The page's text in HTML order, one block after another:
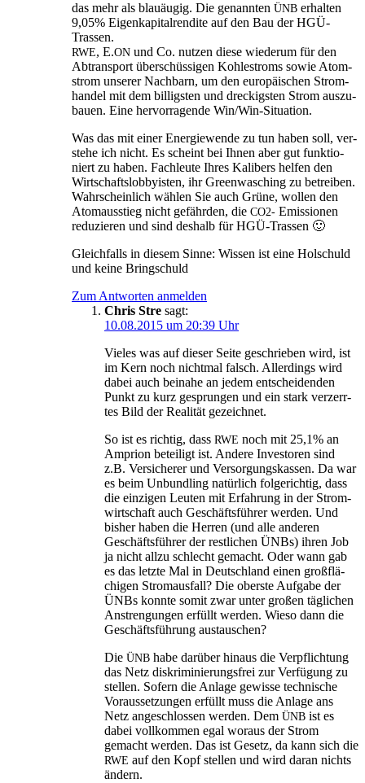
das mehr als blau­äu­gig. Die genann­ten ÜNB erhal­ten
9,05% Eigen­ka­pi­tal­ren­di­te auf den Bau der HGÜ-
Trassen.
RWE, E.ON und Co. nut­zen die­se wie­der­um für den
Abtrans­port über­schüs­si­gen Koh­le­stroms sowie Atom­
strom unse­rer Nach­barn, um den euro­päi­schen Strom­
han­del mit dem bil­ligs­ten und dre­ckigs­ten Strom aus­zu­
bau­en. Eine her­vor­ra­gen­de Win/­Win-Situa­ti­on.
Was das mit einer Ener­gie­wen­de zu tun haben soll, ver­
ste­he ich nicht. Es scheint bei Ihnen aber gut funk­tio­
niert zu haben. Fach­leu­te Ihres Kali­bers hel­fen den
Wirt­schafts­lob­by­is­ten, ihr Green­wa­sching zu betrei­ben.
Wahr­schein­lich wäh­len Sie auch Grü­ne, wol­len den
Atom­aus­stieg nicht gefähr­den, die CO2- Emis­sio­nen
redu­zie­ren und sind des­halb für HGÜ-Trassen 🙂
Gleich­falls in die­sem Sin­ne: Wis­sen ist eine Hol­schuld
und kei­ne Bringschuld
Zum Antworten anmelden
Chris Stre sagt:
10.08.2015 um 20:39 Uhr
Vie­les was auf die­ser Sei­te geschrie­ben wird, ist
im Kern noch nicht­mal falsch. Aller­dings wird
dabei auch bei­na­he an jedem ent­schei­den­den
Punkt zu kurz gesprun­gen und ein stark ver­zerr­
tes Bild der Rea­li­tät gezeichnet.
So ist es rich­tig, dass RWE noch mit 25,1% an
Ampri­on betei­ligt ist. Ande­re Inves­to­ren sind
z.B. Ver­si­che­rer und Ver­sor­gungs­kas­sen. Da war
es beim Unbund­ling natür­lich fol­ge­rich­tig, dass
die ein­zi­gen Leu­ten mit Erfah­rung in der Strom­
wirt­schaft auch Geschäfts­füh­rer wer­den. Und
bis­her haben die Her­ren (und alle ande­ren
Geschäfts­füh­rer der rest­li­chen ÜNBs) ihren Job
ja nicht all­zu schlecht gemacht. Oder wann gab
es das letz­te Mal in Deutsch­land einen groß­flä­
chi­gen Strom­aus­fall? Die obers­te Auf­ga­be der
ÜNBs konn­te somit zwar unter gro­ßen täg­li­chen
Anstren­gun­gen erfüllt wer­den. Wie­so dann die
Geschäfts­füh­rung austauschen?
Die ÜNB habe dar­über hin­aus die Ver­pflich­tung
das Netz dis­kri­mi­nie­rungs­frei zur Ver­fü­gung zu
stel­len. Sofern die Anla­ge gewis­se tech­ni­sche
Vor­aus­set­zun­gen erfüllt muss die Anla­ge ans
Netz ange­schlos­sen wer­den. Dem ÜNB ist es
dabei voll­kom­men egal wor­aus der Strom
gemacht wer­den. Das ist Gesetz, da kann sich die
RWE auf den Kopf stel­len und wird dar­an nichts
ändern.